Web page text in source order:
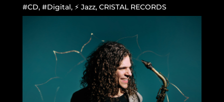
#CD, #Digital, ⚡ Jazz, CRISTAL RECORDS